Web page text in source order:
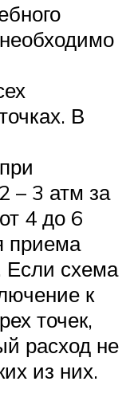
В
– 3 атм за
4 до 6
приема
Если схема
к
точек,
расход не
из них.